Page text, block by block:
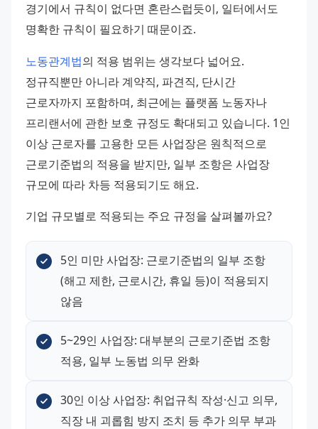
경기에서 규칙이 없다면 혼란스럽듯이, 일터에서도
명확한 규칙이 필요하기 때문이죠.
노동관계법의 적용 범위는 생각보다 넓어요.
정규직뿐만 아니라 계약직, 파견직, 단시간
근로자까지 포함하며, 최근에는 플랫폼 노동자나
프리랜서에 관한 보호 규정도 확대되고 있습니다. 1인
이상 근로자를 고용한 모든 사업장은 원칙적으로
근로기준법의 적용을 받지만, 일부 조항은 사업장
규모에 따라 차등 적용되기도 해요.
기업 규모별로 적용되는 주요 규정을 살펴볼까요?
5인 미만 사업장: 근로기준법의 일부 조항
(해고 제한, 근로시간, 휴일 등)이 적용되지
않음
5~29인 사업장: 대부분의 근로기준법 조항
적용, 일부 노동법 의무 완화
30인 이상 사업장: 취업규칙 작성·신고 의무,
직장 내 괴롭힘 방지 조치 등 추가 의무 부과